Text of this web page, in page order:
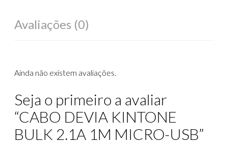
Avaliações (0)
Ainda não existem avaliações.
Seja o primeiro a avaliar
“CABO DEVIA KINTONE
BULK 2.1A 1M MICRO-USB”